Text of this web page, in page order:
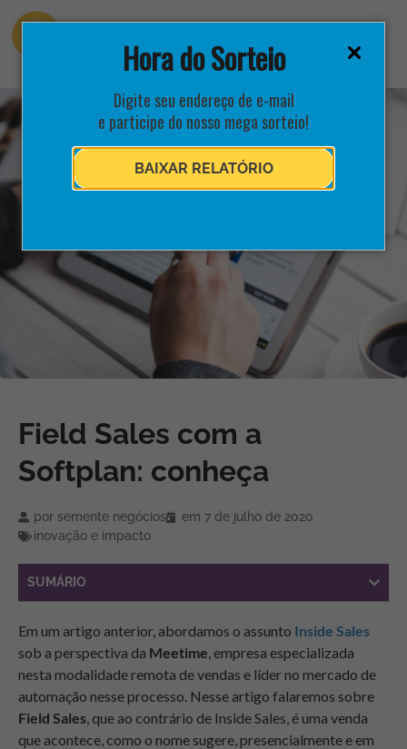
Hora do Sorteio
Digite seu endereço de e-mail
e participe do nosso mega sorteio!
BAIXAR RELATÓRIO
Field Sales com a
Softplan: conheça
por semente negócios em 7 de julho de 2020
inovação e impacto
SUMÁRIO
Em um artigo anterior, abordamos o assunto Inside Sales
sob a perspectiva da Meetime, empresa especializada
nesta modalidade remota de vendas e líder no mercado de
automação nesse processo. Nesse artigo falaremos sobre
Field Sales, que ao contrário de Inside Sales, é uma venda
que acontece, como o nome sugere, presencialmente e em